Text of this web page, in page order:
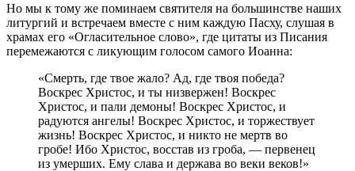
Но мы к тому же поминаем святителя на большинстве наших
литургий и встречаем вместе с ним каждую Пасху, слушая в
храмах его «Огласительное слово», где цитаты из Писания
перемежаются с ликующим голосом самого Иоанна:
«Смерть, где твое жало? Ад, где твоя победа?
Воскрес Христос, и ты низвержен! Воскрес
Христос, и пали демоны! Воскрес Христос, и
радуются ангелы! Воскрес Христос, и торжествует
жизнь! Воскрес Христос, и никто не мертв во
гробе! Ибо Христос, восстав из гроба, — первенец
из умерших. Ему слава и держава во веки веков!»